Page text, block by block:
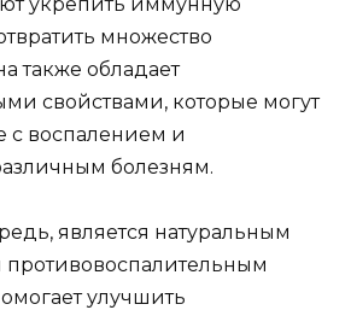
множество
также обладает
свойствами, которые могут
с воспалением и
болезням.
является натуральным
улучшить